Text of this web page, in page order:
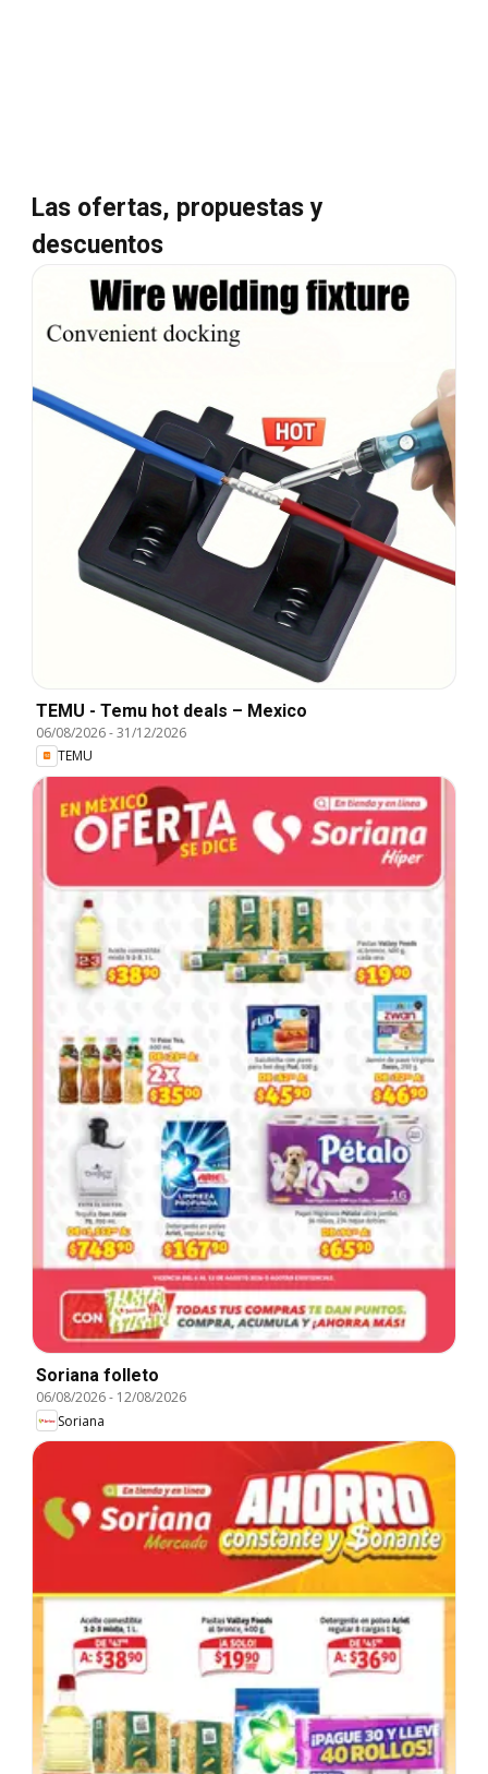
Las ofertas, propuestas y
descuentos
TEMU - Temu hot deals – Mexico
06/08/2026-31/12/2026
TEMU
Soriana folleto
06/08/2026- 12/08/2026
Soriana